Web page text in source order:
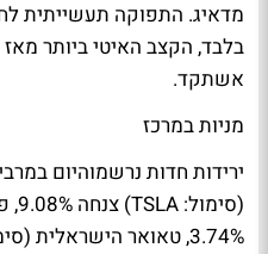
אשתקד.
מניות במרכז
ירידות חדות נרשמוהיום
3.74%, טאואר הישראלית (סימול: TSEM) צללה 4.52%.